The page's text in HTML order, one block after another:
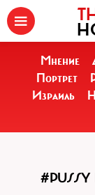
Мнение
Портрет
Израиль